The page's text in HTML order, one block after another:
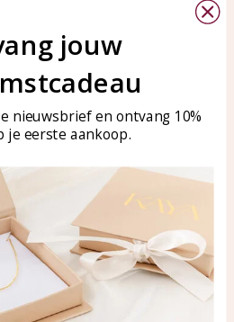
KAYA Sieraden
Bellen of WhatsApp Ma-Vr
tussen 09:00-17:00
Tel: 0850003187
WhatsApp: 0850003187
klantenservice@kayasierade
KAYA Sieraden
Over ons
jouw
nieuwsbrief en ontvang 10%
je eerste aankoop.